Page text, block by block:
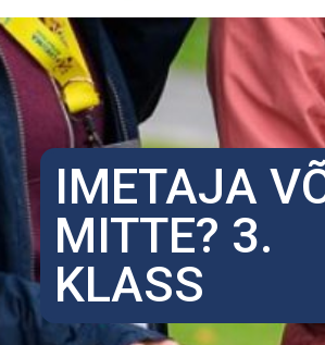
IMETAJA
MITTE? 3.
KLASS